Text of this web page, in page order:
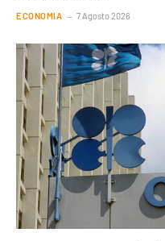
ECONOMIA 7 Agosto 2026